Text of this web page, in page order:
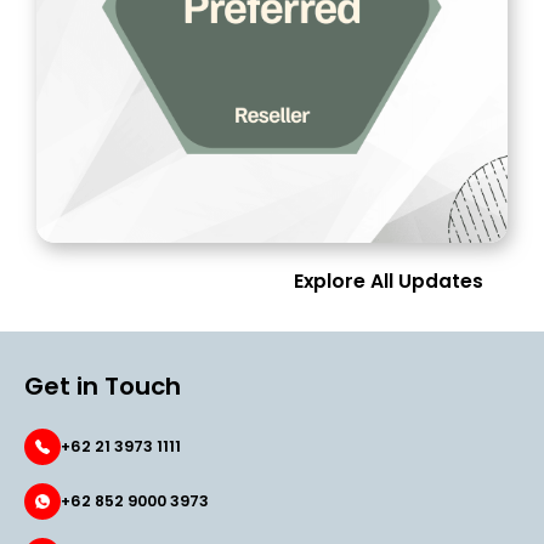
Explore All Updates
Get in Touch
+62 21 3973 1111
+62 852 9000 3973